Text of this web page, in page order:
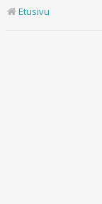
Etusivu